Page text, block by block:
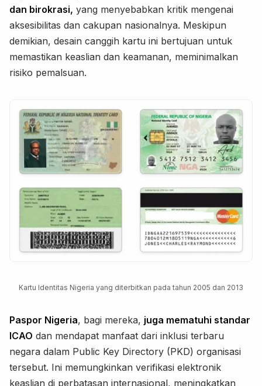
dan birokrasi, yang menyebabkan kritik mengenai
aksesibilitas dan cakupan nasionalnya. Meskipun
demikian, desain canggih kartu ini bertujuan untuk
memastikan keaslian dan keamanan, meminimalkan
risiko pemalsuan.
Kartu Identitas Nigeria yang diterbitkan pada tahun 2005 dan 2013
Paspor Nigeria, bagi mereka, juga mematuhi standar
ICAO dan mendapat manfaat dari inklusi terbaru
negara dalam Public Key Directory (PKD) organisasi
tersebut. Ini memungkinkan verifikasi elektronik
keaslian di perbatasan internasional, meningkatkan